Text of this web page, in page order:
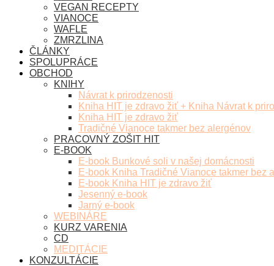
VEGAN RECEPTY
VIANOCE
WAFLE
ZMRZLINA
ČLÁNKY
SPOLUPRÁCE
OBCHOD
KNIHY
Návrat k prirodzenosti
Kniha HIT je zdravo žiť + Kniha Návrat k
Kniha HIT je zdravo žiť
Tradičné Vianoce takmer bez alergénov
PRACOVNÝ ZOŠIT HIT
E-BOOK
E-book Bunkové soli v našej domácnosti
E-book Kniha Tradičné Vianoce takmer bez
E-book Kniha HIT je zdravo žiť
Jesenný e-book
Jarný e-book
WEBINÁRE
KURZ VARENIA
CD
MEDITÁCIE
KONZULTÁCIE